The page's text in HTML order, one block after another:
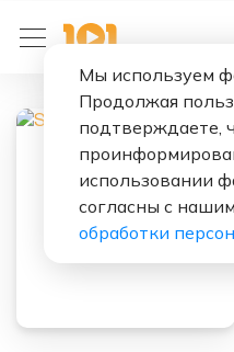
Мы используем
Продолжая
подтверждаете,
использовании
согласны с
обработки